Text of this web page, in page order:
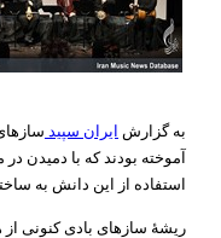
به گزارش ایران سپید
آموخته بودند که با دمیدن
استفاده از این دانش به
ریشهٔ سازهای بادی کنونی